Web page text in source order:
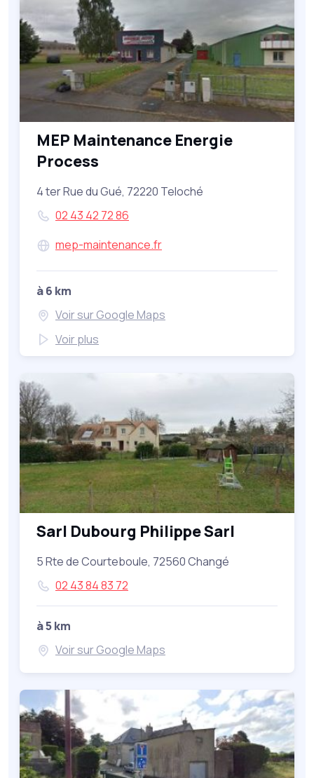
MEP Maintenance Energie
Process
4 ter Rue du Gué, 72220 Teloché
02 43 42 72 86
mep-maintenance.fr
à 6 km
Voir sur Google Maps
Voir plus
Sarl Dubourg Philippe Sarl
5 Rte de Courteboule, 72560 Changé
02 43 84 83 72
à 5 km
Voir sur Google Maps